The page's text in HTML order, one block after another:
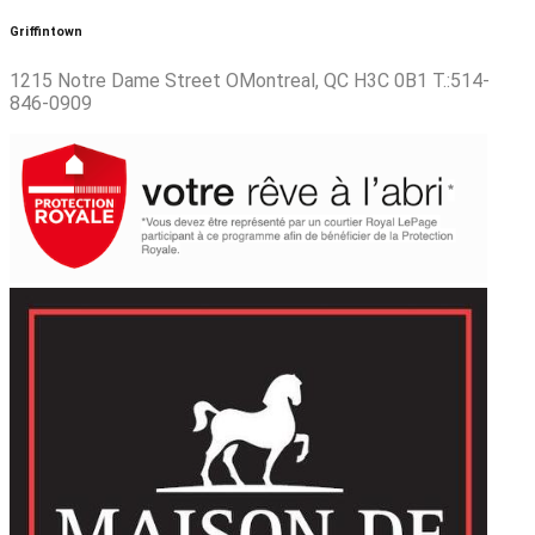
Griffintown
1215 Notre Dame Street OMontreal, QC H3C 0B1 T.:514-
846-0909